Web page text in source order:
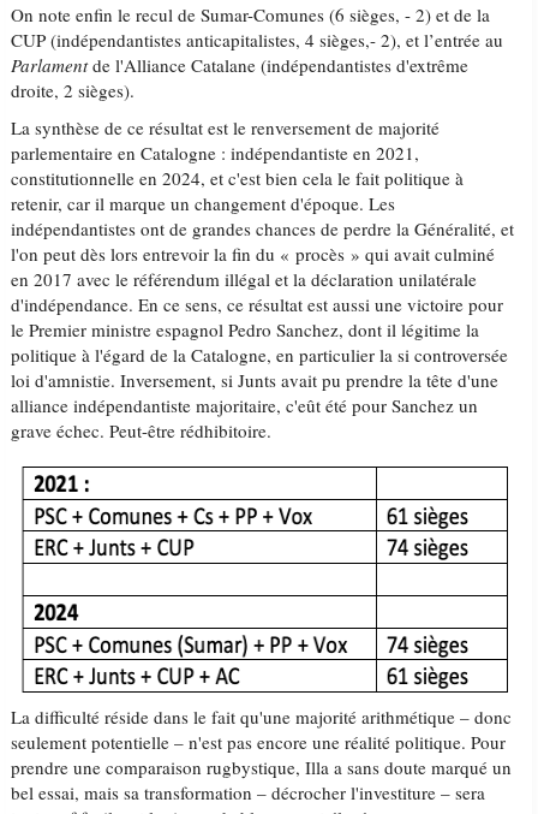
On note enfin le recul de Sumar-Comunes (6 sièges, - 2) et de la
CUP (indépendantistes anticapitalistes, 4 sièges,- 2), et l’entrée au
Parlamentde l'Alliance Catalane (indépendantistes d'extrême
droite, 2 sièges).
La synthèse de ce résultat est le renversement de majorité
parlementaire en Catalogne : indépendantiste en 2021,
constitutionnelle en 2024, et c'est bien cela le fait politique à
retenir, car il marque un changement d'époque. Les
indépendantistes ont de grandes chances de perdre la Généralité, et
l'on peut dès lors entrevoir la fin du « procès » qui avait culminé
en 2017 avec le référendum illégal et la déclaration unilatérale
d'indépendance. En ce sens, ce résultat est aussi une victoire pour
le Premier ministre espagnol Pedro Sanchez, dont il légitime la
politique à l'égard de la Catalogne, en particulier la si controversée
loi d'amnistie. Inversement, si Junts avait pu prendre la tête d'une
alliance indépendantiste majoritaire, c'eût été pour Sanchez un
grave échec. Peut-être rédhibitoire.
La difficulté réside dans le fait qu'une majorité arithmétique – donc
seulement potentielle – n'est pas encore une réalité politique. Pour
prendre une comparaison rugbystique, Illa a sans doute marqué un
bel essai, mais sa transformation – décrocher l'investiture – sera